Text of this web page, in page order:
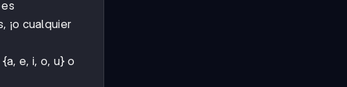
¡o cualquier
e, i, o, u} o